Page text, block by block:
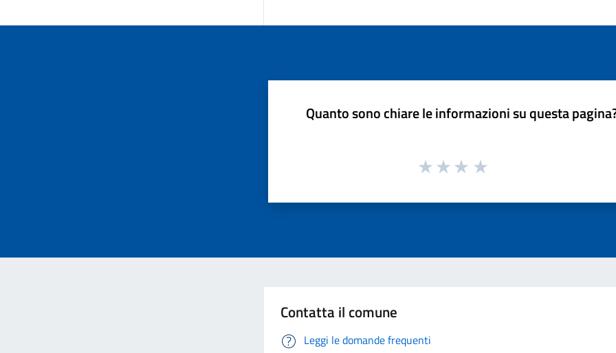
Quanto sono chiare le informazioni su questa
Contatta il comune
Leggi le domande frequenti